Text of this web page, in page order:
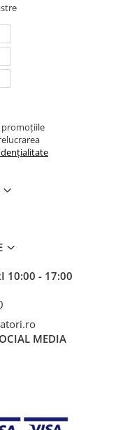
promoțiile
10:00 - 17:00
MEDIA